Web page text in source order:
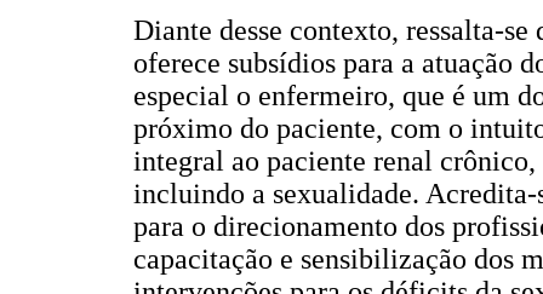
Diante desse contexto, ressalta-
oferece subsídios para a atuação
especial o enfermeiro, que é um
próximo do paciente, com o
integral ao paciente renal crônico,
incluindo a sexualidade. Acredita-
para o direcionamento dos
capacitação e sensibilização dos